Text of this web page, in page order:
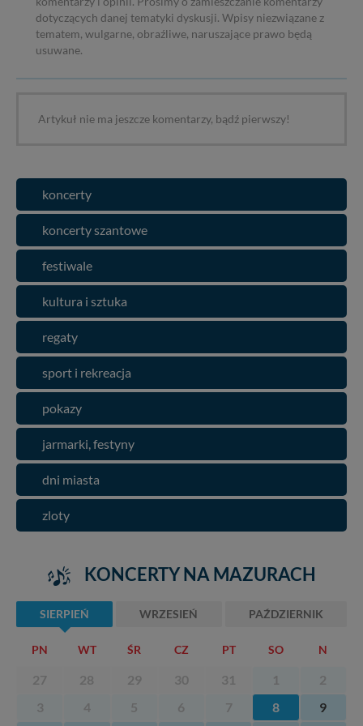
dotyczących danej tematyki dyskusji. Wpisy niezwiązane z
tematem, wulgarne, obraźliwe, naruszające prawo będą
usuwane.
Artykuł nie ma jeszcze komentarzy, bądź pierwszy!
koncerty
koncerty szantowe
festiwale
kultura i sztuka
regaty
sport i rekreacja
pokazy
jarmarki, festyny
dni miasta
zloty
KONCERTY NA MAZURACH
SIERPIEŃ WRZESIEŃ PAŹDZIERNIK
PN WT ŚR CZ PT SO N
27 28 29 30 31 1
2
3
4 5 6 7 8
9